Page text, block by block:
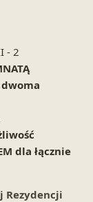
- 2
dwoma
dla łącznie
Rezydencji